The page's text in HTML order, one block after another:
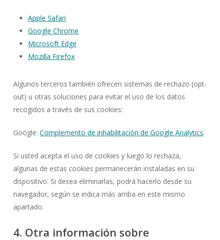
Apple Safari
Google Chrome
Microsoft Edge
Mozilla Firefox
Algunos terceros también ofrecen sistemas de rechazo (opt-
out) u otras soluciones para evitar el uso de los datos
recogidos a través de sus cookies:
Google: Complemento de inhabilitación de Google Analytics.
Si usted acepta el uso de cookies y luego lo rechaza,
algunas de estas cookies permanecerán instaladas en su
dispositivo. Si desea eliminarlas, podrá hacerlo desde su
navegador, según se indica más arriba en este mismo
apartado.
4. Otra información sobre